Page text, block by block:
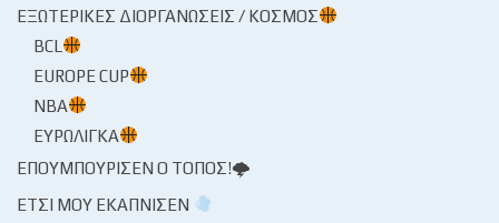
ΕΞΩΤΕΡΙΚΈΣ ΔΙΟΡΓΑΝΏΣΕΙΣ / ΚΌΣΜΟΣ
BCL
EUROPE CUP
NBA
ΕΥΡΩΛΊΓΚΑ
ΕΠΟΥΜΠΟΎΡΙΣΕΝ Ο ΤΌΠΟΣ!🌩
ΈΤΣΙ ΜΟΥ ΕΚΆΠΝΙΣΕΝ